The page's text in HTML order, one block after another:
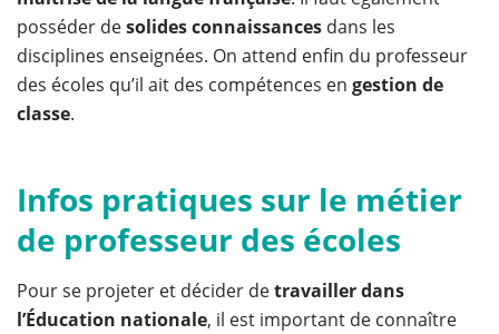
posséder desolides connaissances dans les
disciplines enseignées. On attend enfin du professeur
des écoles qu’il ait des compétences en gestion de
classe.
Infos pratiques sur le métier
de professeur des écoles
Pour se projeter et décider detravailler dans
l’Éducation nationale, il est important de connaître